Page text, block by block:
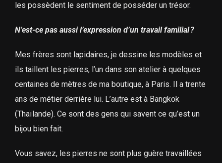
les possèdent le sentiment de posséder un trésor.
N’est-ce pas aussi l’expression d’un travail familial ?
Mes frères sont lapidaires, je dessine les modèles et
ils taillent les pierres, l’un dans son atelier à quelques
centaines de mètres de ma boutique, à Paris. Il a trente
ans de métier derrière lui. L’autre est à Bangkok
(Thaïlande). Ce sont des gens qui savent ce qu’est un
bijou bien fait.
Vous savez, les pierres ne sont plus guère travaillées